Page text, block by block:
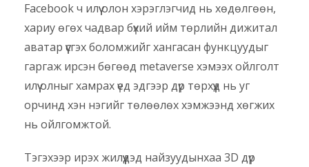
Facebook ч илүү олон хэрэглэгчид нь хөдөлгөөн,
хариу өгөх чадвар бүхий ийм төрлийн дижитал
аватар үүсгэх боломжийг хангасан функцуудыг
гаргаж ирсэн бөгөөд metaverse хэмээх ойлголт
илүү олныг хамрах үед эдгээр дүр төрхүүд нь уг
орчинд хэн нэгийг төлөөлөх хэмжээнд хөгжих
нь ойлгомжтой.
Тэгэхээр ирэх жилүүдэд найзуудынхаа 3D дүр